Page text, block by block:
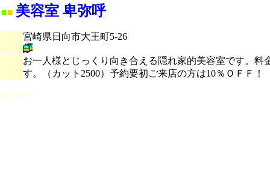
■■ 美容室 卑弥呼
宮崎県日向市大王町5-26
お一人様とじっくり向き合える隠れ家的美容室です。
す。（カット2500）予約要初ご来店の方は10％ＯＦＦ！